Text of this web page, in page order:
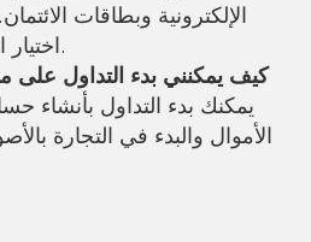
الإلكترونية وبطاقات
اختيار الطريقة الأنسب لهم.
كيف يمكنني بدء التداول
يمكنك بدء التداول بأنشاء
الأموال والبدء في التجارة